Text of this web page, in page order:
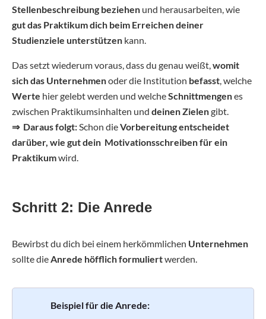
Stellenbeschreibung beziehen und herausarbeiten, wie
gut das Praktikum dich beim Erreichen deiner
Studienziele unterstützen kann.
Das setzt wiederum voraus, dass du genau weißt,womit
sich das Unternehmenoder die Institution befasst, welche
Werte hier gelebt werden und welcheSchnittmengenes
zwischen Praktikumsinhalten und deinen Zielengibt.
⇒ Daraus folgt:Schon dieVorbereitung entscheidet
darüber, wie gut dein Motivationsschreiben für ein
Praktikumwird.
Schritt 2: Die Anrede
Bewirbst du dich bei einem herkömmlichen Unternehmen
sollte dieAnrede höfflich formuliertwerden.
Beispiel für die Anrede: